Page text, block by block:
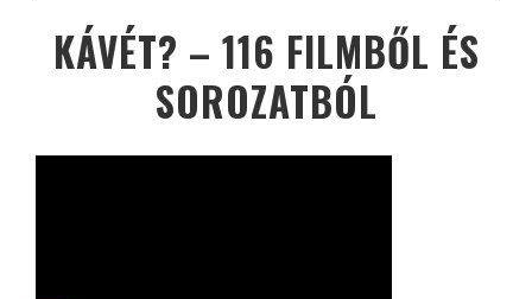
KÁVÉT? – 116 FILMBŐL ÉS
SOROZATBÓL